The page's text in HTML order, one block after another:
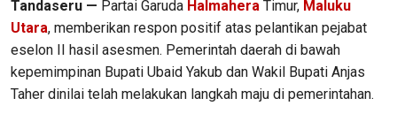
Tandaseru — Partai Garuda Halmahera Timur, Maluku
Utara, memberikan respon positif atas pelantikan pejabat
eselon II hasil asesmen. Pemerintah daerah di bawah
kepemimpinan Bupati Ubaid Yakub dan Wakil Bupati Anjas
Taher dinilai telah melakukan langkah maju di pemerintahan.